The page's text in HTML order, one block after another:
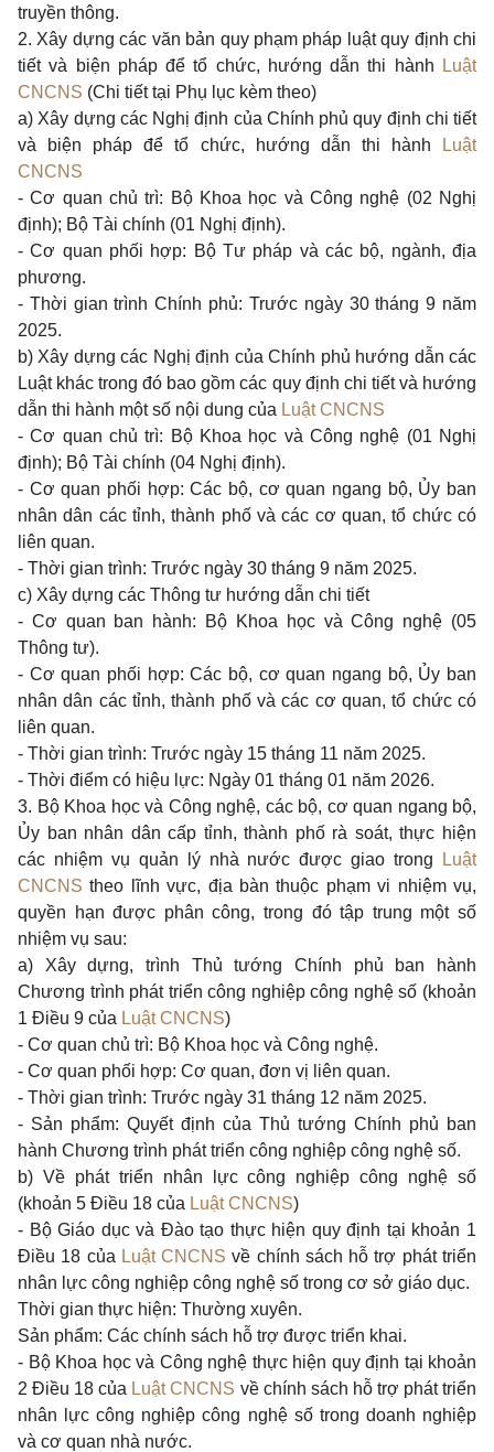
truyền thông.
2. Xây dựng các văn bản quy phạm pháp luật quy định chi
tiết và biện pháp để tổ chức, hướng dẫn thi hành
Luật
CNCNS (Chi tiết tại Phụ lục kèm theo)
a) Xây dựng các Nghị định của Chính phủ quy định chi tiết
và biện pháp để tổ chức, hướng dẫn thi hành
Luật
CNCNS
- Cơ quan chủ trì: Bộ Khoa học và Công nghệ (02 Nghị
định); Bộ Tài chính (01 Nghị định).
- Cơ quan phối hợp: Bộ Tư pháp và các bộ, ngành, địa
phương.
- Thời gian trình Chính phủ: Trước ngày 30 tháng 9 năm
2025.
b) Xây dựng các Nghị định của Chính phủ hướng dẫn các
Luật khác trong đó bao gồm các quy định chi tiết và hướng
dẫn thi hành một số nội dung của Luật CNCNS
- Cơ quan chủ trì: Bộ Khoa học và Công nghệ (01 Nghị
định); Bộ Tài chính (04 Nghị định).
- Cơ quan phối hợp: Các bộ, cơ quan ngang bộ, Ủy ban
nhân dân các tỉnh, thành phố và các cơ quan, tổ chức có
liên quan.
- Thời gian trình: Trước ngày 30 tháng 9 năm 2025.
c) Xây dựng các Thông tư hướng dẫn chi tiết
- Cơ quan ban hành: Bộ Khoa học và Công nghệ (05
Thông tư).
- Cơ quan phối hợp: Các bộ, cơ quan ngang bộ, Ủy ban
nhân dân các tỉnh, thành phố và các cơ quan, tổ chức có
liên quan.
- Thời gian trình: Trước ngày 15 tháng 11 năm 2025.
- Thời điểm có hiệu lực: Ngày 01 tháng 01 năm 2026.
3. Bộ Khoa học và Công nghệ, các bộ, cơ quan ngang bộ,
Ủy ban nhân dân cấp tỉnh, thành phố rà soát, thực hiện
các nhiệm vụ quản lý nhà nước được giao trong
Luật
CNCNS theo lĩnh vực, địa bàn thuộc phạm vi nhiệm vụ,
quyền hạn được phân công, trong đó tập trung một số
nhiệm vụ sau:
a) Xây dựng, trình Thủ tướng Chính phủ ban hành
Chương trình phát triển công nghiệp công nghệ số (khoản
1 Điều 9 của Luật CNCNS)
- Cơ quan chủ trì: Bộ Khoa học và Công nghệ.
- Cơ quan phối hợp: Cơ quan, đơn vị liên quan.
- Thời gian trình: Trước ngày 31 tháng 12 năm 2025.
- Sản phẩm: Quyết định của Thủ tướng Chính phủ ban
hành Chương trình phát triển công nghiệp công nghệ số.
b) Về phát triển nhân lực công nghiệp công nghệ số
(khoản 5 Điều 18 của Luật CNCNS)
- Bộ Giáo dục và Đào tạo thực hiện quy định tại khoản 1
Điều 18 của Luật CNCNS về chính sách hỗ trợ phát triển
nhân lực công nghiệp công nghệ số trong cơ sở giáo dục.
Thời gian thực hiện: Thường xuyên.
Sản phẩm: Các chính sách hỗ trợ được triển khai.
- Bộ Khoa học và Công nghệ thực hiện quy định tại khoản
2 Điều 18 của Luật CNCNS về chính sách hỗ trợ phát triển
nhân lực công nghiệp công nghệ số trong doanh nghiệp
và cơ quan nhà nước.